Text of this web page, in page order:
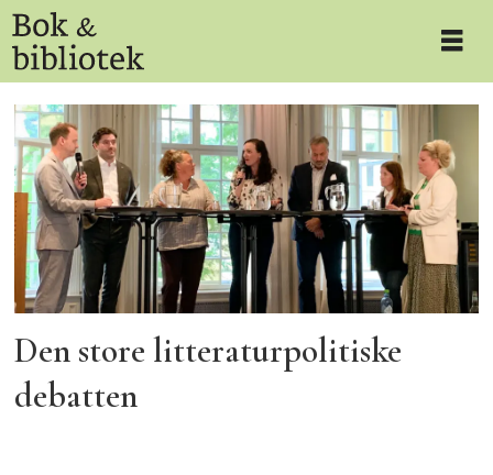
Tag:
stortingsvalg
Den store litteraturpolitiske
debatten